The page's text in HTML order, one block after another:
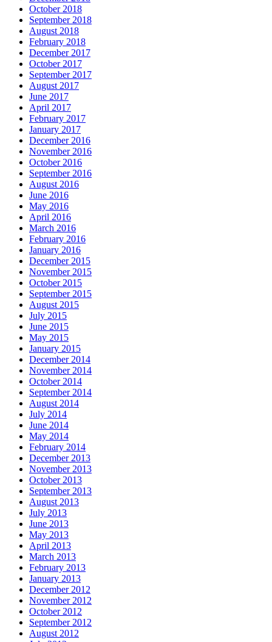
October 2018
September 2018
August 2018
February 2018
December 2017
October 2017
September 2017
August 2017
June 2017
April 2017
February 2017
January 2017
December 2016
November 2016
October 2016
September 2016
August 2016
June 2016
May 2016
April 2016
March 2016
February 2016
January 2016
December 2015
November 2015
October 2015
September 2015
August 2015
July 2015
June 2015
May 2015
January 2015
December 2014
November 2014
October 2014
September 2014
August 2014
July 2014
June 2014
May 2014
February 2014
December 2013
November 2013
October 2013
September 2013
August 2013
July 2013
June 2013
May 2013
April 2013
March 2013
February 2013
January 2013
December 2012
November 2012
October 2012
September 2012
August 2012